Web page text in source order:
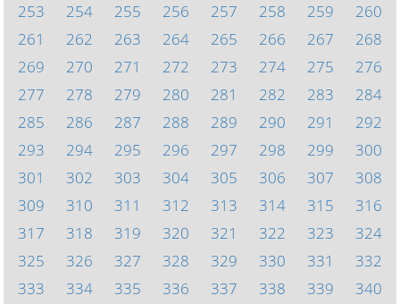
253
254 255 256 257 258 259
260
261
262 263 264 265 266 267
268
269
270 271 272 273 274 275
276
277
278 279 280 281 282 283
284
285
286 287 288 289 290 291
292
293
294 295 296 297 298 299
300
301
302 303 304 305 306 307
308
309
310 311 312 313 314 315
316
317
318 319 320 321 322 323
324
325
326 327 328 329 330 331
332
333
334 335 336 337 338 339 340